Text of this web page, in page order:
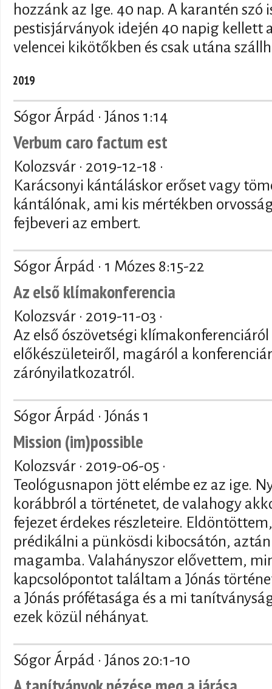
hozzánk az Ige. 40 nap. A karantén szó
pestisjárványok idején 40 napig kellett
velencei kikötőkben és csak utána
2019
Sógor Árpád · János 1:14
Verbum caro factum est
Kolozsvár · 2019-12-18 ·
Karácsonyi kántáláskor erőset vagy
kántálónak, ami kis mértékben
fejbeveri az embert.
Sógor Árpád · 1 Mózes 8:15-22
Az első klímakonferencia
Kolozsvár · 2019-11-03 ·
Az első ószövetségi
előkészületeiről, magáról a
zárónyilatkozatról.
Sógor Árpád · Jónás 1
Mission (im)possible
Kolozsvár · 2019-06-05 ·
Teológusnapon jött elémbe ez az ige.
korábbról a történetet, de valahogy
fejezet érdekes részleteire.
prédikálni a pünkösdi kibocsátón,
magamba. Valahányszor elővettem,
kapcsolópontot találtam a Jónás
a Jónás prófétasága és a mi
ezek közül néhányat.
Sógor Árpád · János 20:1-10